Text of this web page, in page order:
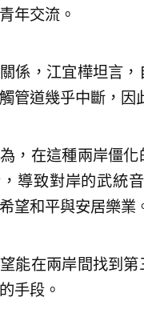
年交流。
係，江宜樺坦言
管道幾乎中斷，因
，在這種兩岸僵
導致對岸的武統
望和平與安居樂業
能在兩岸間找到
手段。